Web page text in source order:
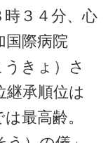
時３４分、心
国際病院
うきょ）さ
継承順位は
最高齢。